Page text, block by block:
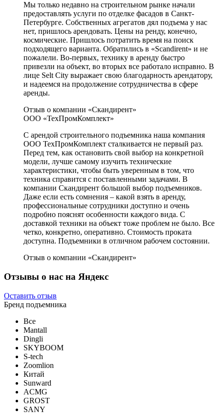
Мы только недавно на строительном рынке начали
предоставлять услуги по отделке фасадов в Санкт-
Петербурге. Собственных агрегатов дял подъема у нас
нет, пришлось арендовать. Цены на ренду, конечно,
космические. Пришлось потратить время на поиск
подходящего варианта. Обратились в «Scandirent» и не
пожалели. Во-первых, технику в аренду быстро
привезли на объект, во вторых все работало исправно. В
лице Selt City выражает свою благодарность арендатору,
и надеемся на продолжение сотрудничества в сфере
аренды.
Отзыв о компании «Скандирент»
ООО «ТехПромКомплект»
С арендой строительного подъемника наша компания
ООО ТехПромКомплект сталкивается не первый раз.
Перед тем, как остановить свой выбор на конкретной
модели, лучше самому изучить технические
характеристики, чтобы быть уверенным в том, что
техника справится с поставленными задачами. В
компании Скандирент большой выбор подъемников.
Даже если есть сомнения – какой взять в аренду,
профессиональные сотрудники доступно и очень
подробно пояснят особенности каждого вида. С
доставкой техники на объект тоже проблем не было. Все
четко, конкретно, оперативно. Стоимость проката
доступна. Подъемники в отличном рабочем состоянии.
Отзыв о компании «Скандирент»
Отзывы о нас на Яндекс
Оставить отзыв
Бренд подъемника
Все
Mantall
Dingli
SKYBOOM
S-tech
Zoomlion
Китай
Sunward
ACMG
GROST
SANY